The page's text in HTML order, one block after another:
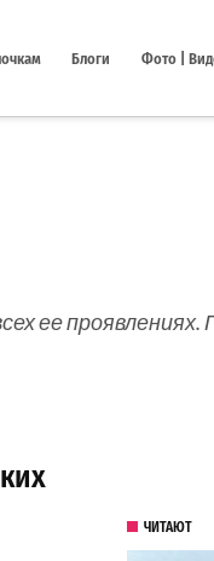
Блоги Фото |
ее
ЧИТАЮТ